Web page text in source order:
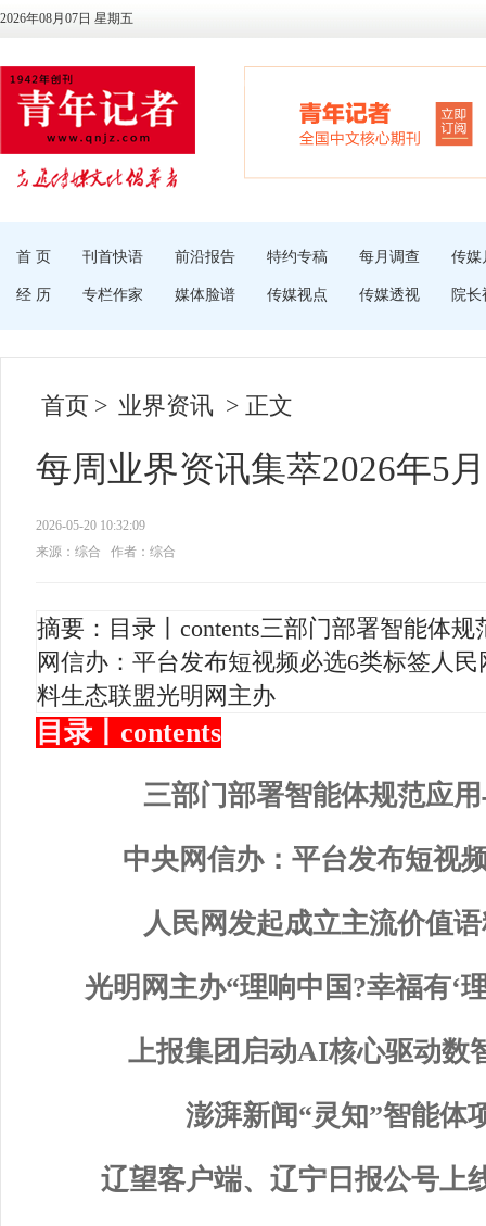
2026年08月07日 星期五
首 页 刊首快语 前沿报告 特约专稿 每月调查 传媒
经 历 专栏作家 媒体脸谱 传媒视点 传媒透视 院长
首页 > 业界资讯 > 正文
每周业界资讯集萃2026年5
2026-05-20 10:32:09
来源：综合
作者：综合
摘要：目录丨contents三部门部署智能体
网信办：平台发布短视频必选6类标签人
料生态联盟光明网主办
目录丨contents
三部门部署智能体规范应
中央网信办：平台发布短视
人民网发起成立主流价值
光明网主办“理响中国?幸福有‘
上报集团启动AI核心驱动数
澎湃新闻“灵知”智能体
辽望客户端、辽宁日报公号上